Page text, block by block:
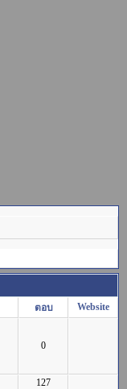
ตอบ Website
0
127